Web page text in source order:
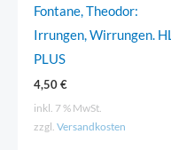
Fontane, Theodor:
Irrungen, Wirrungen.
PLUS
4,50€
inkl. 7 % MwSt.
zzgl. Versandkosten